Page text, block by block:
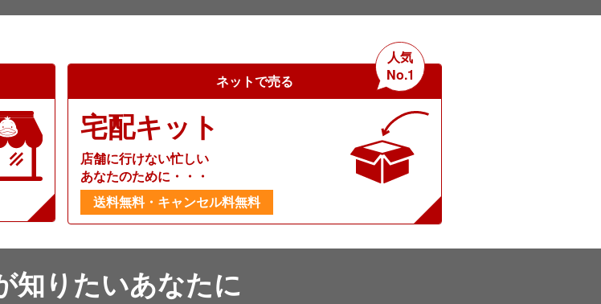
ネットで売る
人気
No.1
宅配キット
店舗に行けない忙しい
あなたのために・・・
送料無料・キャンセル料無料
知りたいあなたに